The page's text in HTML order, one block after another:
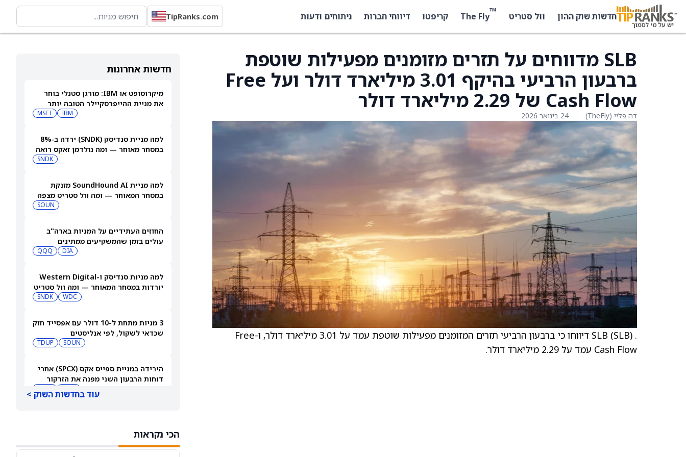
חדשות שוק ההון וול סטריט ™
The Fly קריפטו דיווחי חברות ניתוחים ודעות TipRanks.com
חדשות אחרונות
מיקרוסופט או IBM: מורגן סטנלי בוחר
את מניית ההייפרסקיילר הטובה יותר
IBM
MSFT
למה מניית סנדיסק (SNDK) ירדה ב-8%
במסחר מאוחר — ומה גולדמן זאקס רואה
SNDK
למה מניית SoundHound AI מזנקת
במסחר המאוחר — ומה וול סטריט מצפה
SOUN
החוזים העתידיים על המניות בארה"ב
עולים בזמן שהמשקיעים ממתינים
DIA
QQQ
למה מניות סנדיסק ו-Western Digital
יורדות במסחר המאוחר — ומה וול סטריט
WDC
SNDK
3 מניות מתחת ל-10 דולר עם אפסייד חזק
שכדאי לשקול, לפי אנליסטים
SOUN
TDUP
הירידה במניית ספייס אקס (SPCX) אחרי
דוחות הרבעון השני מפנה את הזרקור
לקרנות סל חלל עם חשיפה גבוהה
מחירי היעד. הנה הסיבה
עוד בחדשות השוק >
הכי נקראות
SLB מדווחים על תזרים מזומנים מפעילות שוטפת
ברבעון הרביעי בהיקף 3.01 מיליארד דולר ועל Free
Cash Flow של 2.29 מיליארד דולר
דה פליי (TheFly) 24 בינואר 2026
. SLB (SLB) דיווחו כי ברבעון הרביעי תזרים המזומנים מפעילות שוטפת עמד על 3.01 מיליארד דולר, ו-Free
Cash Flow עמד על 2.29 מיליארד דולר.